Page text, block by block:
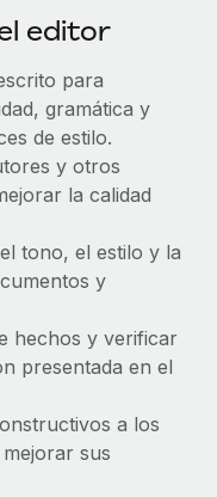
y contrólalos
enseguida.
empleados sin
y Contractor
a empresas de
y...
equitativo
editor
para
gramática y
de estilo.
y otros
la calidad
tono, el estilo y la
y
hechos y verificar
presentada en el
a los
sus